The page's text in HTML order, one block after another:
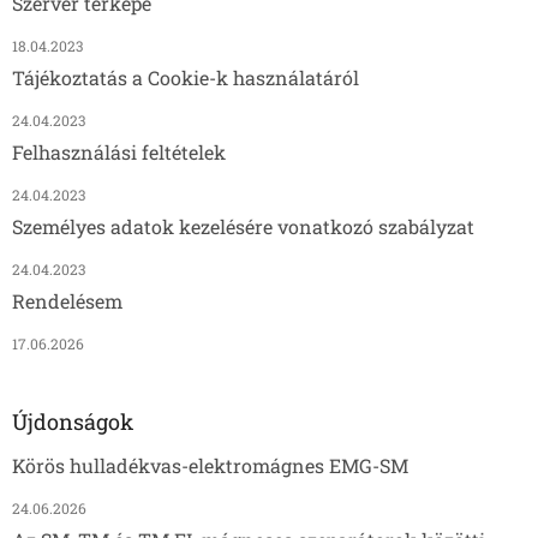
18.04.2023
Tájékoztatás a Cookie-k használatáról
24.04.2023
Felhasználási feltételek
24.04.2023
Személyes adatok kezelésére vonatkozó szabályzat
24.04.2023
Rendelésem
17.06.2026
Újdonságok
Körös hulladékvas-elektromágnes EMG-SM
24.06.2026